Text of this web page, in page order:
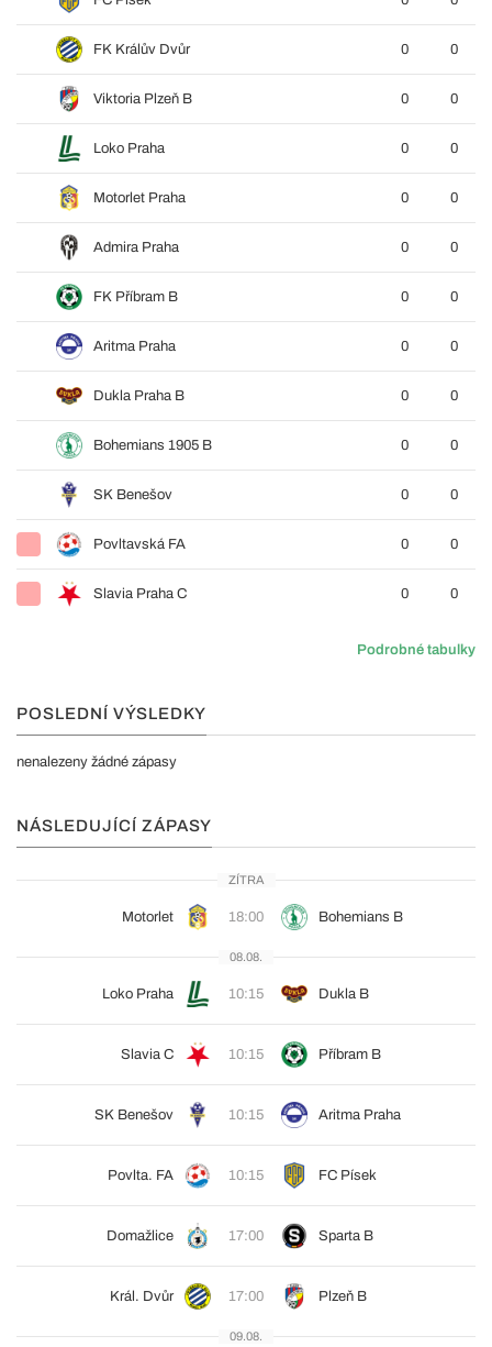
FK Králův Dvůr 0 0
Viktoria Plzeň B 0 0
Loko Praha 0 0
Motorlet Praha 0 0
Admira Praha 0 0
FK Příbram B 0 0
Aritma Praha 0 0
Dukla Praha B 0 0
Bohemians 1905 B 0 0
SK Benešov 0 0
Povltavská FA 0 0
Slavia Praha C 0 0
Podrobné tabulky
POSLEDNÍ VÝSLEDKY
nenalezeny žádné zápasy
NÁSLEDUJÍCÍ ZÁPASY
ZÍTRA
Motorlet 18:00 Bohemians B
08.08.
Loko Praha 10:15 Dukla B
Slavia C 10:15 Příbram B
SK Benešov 10:15 Aritma Praha
Povlta. FA 10:15 FC Písek
Domažlice 17:00 Sparta B
Král. Dvůr 17:00 Plzeň B
09.08.